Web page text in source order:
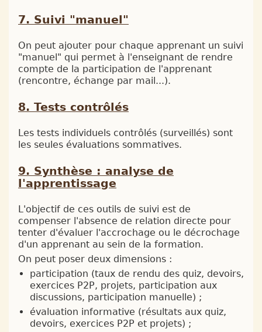
Suivi "manuel"
On peut ajouter pour chaque apprenant un suivi
"manuel" qui permet à l'enseignant de rendre
compte de la participation de l'apprenant
(rencontre, échange par mail...).
Tests contrôlés
Les tests individuels contrôlés (surveillés) sont
les seules évaluations sommatives.
Synthèse : analyse de
l'apprentissage
L'objectif de ces outils de suivi est de
compenser l'absence de relation directe pour
tenter d'évaluer l'accrochage ou le décrochage
d'un apprenant au sein de la formation.
On peut poser deux dimensions :
participation (taux de rendu des quiz, devoirs,
exercices P2P, projets, participation aux
discussions, participation manuelle) ;
évaluation informative (résultats aux quiz,
devoirs, exercices P2P et projets) ;